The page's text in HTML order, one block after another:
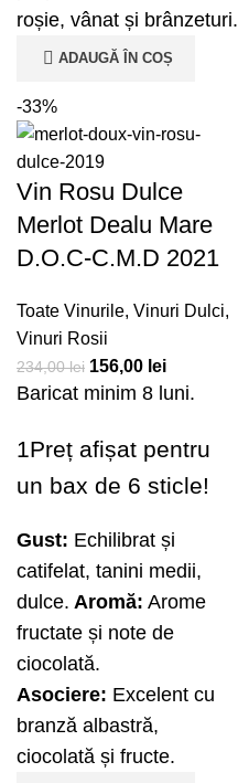
roșie, vânat și brânzeturi.
ADAUGĂ ÎN COȘ
-33%
Vin Rosu Dulce
Merlot Dealu Mare
D.O.C-C.M.D 2021
Toate Vinurile, Vinuri Dulci,
Vinuri Rosii
234,00lei 156,00 lei
Baricat minim 8 luni.
1Preț afișat pentru
un bax de 6 sticle!
Gust: Echilibrat și
catifelat, tanini medii,
dulce. Aromă: Arome
fructate și note de
ciocolată.
Asociere: Excelent cu
branză albastră,
ciocolată și fructe.